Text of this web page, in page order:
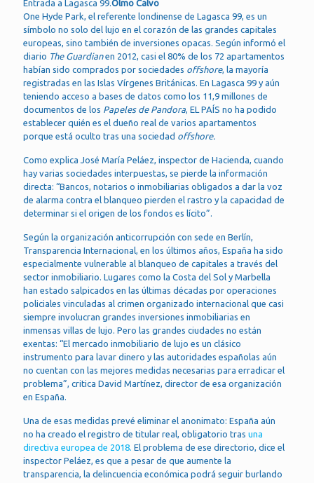
Entrada a Lagasca 99.Olmo Calvo
One Hyde Park, el referente londinense de Lagasca 99, es un
símbolo no solo del lujo en el corazón de las grandes capitales
europeas, sino también de inversiones opacas. Según informó el
diario The Guardianen 2012, casi el 80% de los 72 apartamentos
habían sido comprados por sociedades offshore, la mayoría
registradas en las Islas Vírgenes Británicas. En Lagasca 99 y aún
teniendo acceso a bases de datos como los 11,9 millones de
documentos de los Papeles de Pandora, EL PAÍS no ha podido
establecer quién es el dueño real de varios apartamentos
porque está oculto tras una sociedad offshore.
Como explica José María Peláez, inspector de Hacienda, cuando
hay varias sociedades interpuestas, se pierde la información
directa: “Bancos, notarios o inmobiliarias obligados a dar la voz
de alarma contra el blanqueo pierden el rastro y la capacidad de
determinar si el origen de los fondos es lícito”.
Según la organización anticorrupción con sede en Berlín,
Transparencia Internacional, en los últimos años, España ha sido
especialmente vulnerable al blanqueo de capitales a través del
sector inmobiliario. Lugares como la Costa del Sol y Marbella
han estado salpicados en las últimas décadas por operaciones
policiales vinculadas al crimen organizado internacional que casi
siempre involucran grandes inversiones inmobiliarias en
inmensas villas de lujo. Pero las grandes ciudades no están
exentas: “El mercado inmobiliario de lujo es un clásico
instrumento para lavar dinero y las autoridades españolas aún
no cuentan con las mejores medidas necesarias para erradicar el
problema”, critica David Martínez, director de esa organización
en España.
Una de esas medidas prevé eliminar el anonimato: España aún
no ha creado el registro de titular real, obligatorio tras una
directiva europea de 2018. El problema de ese directorio, dice el
inspector Peláez, es que a pesar de que aumente la
transparencia, la delincuencia económica podrá seguir burlando